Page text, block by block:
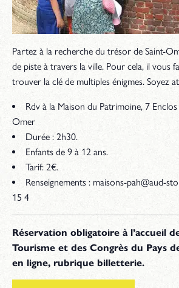
Partez à la recherche du trésor de Saint-
de piste à travers la ville. Pour cela, il vous
trouver la clé de multiples énigmes. Soyez
Rdv à la Maison du Patrimoine, 7
Omer
Durée : 2h30.
Enfants de 9 à 12 ans.
Tarif: 2€.
Renseignements : maisons-pah@aud-
15 4
Réservation obligatoire à l’accueil
Tourisme et des Congrès du Pays
en ligne, rubrique billetterie.